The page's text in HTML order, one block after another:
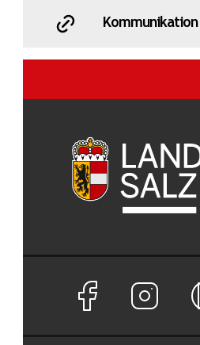
Kommunikation
Facebook Seite von
Instagram